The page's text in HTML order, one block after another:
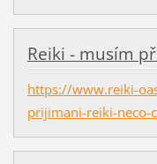
Reiki - musím
https://www.reiki-
prijimani-reiki-neco-